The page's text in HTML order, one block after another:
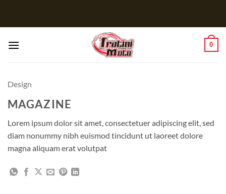
0
Design
MAGAZINE
Lorem ipsum dolor sit amet, consectetuer adipiscing elit, sed
diam nonummy nibh euismod tincidunt ut laoreet dolore
magna aliquam erat volutpat